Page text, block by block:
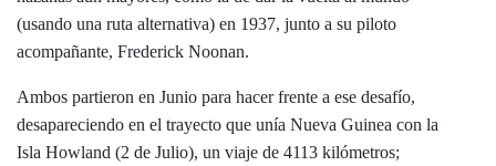
(usando una ruta alternativa) en 1937, junto a su piloto
acompañante, Frederick Noonan.
Ambos partieron en Junio para hacer frente a ese desafío,
desapareciendo en el trayecto que unía Nueva Guinea con la
Isla Howland (2 de Julio), un viaje de 4113 kilómetros;